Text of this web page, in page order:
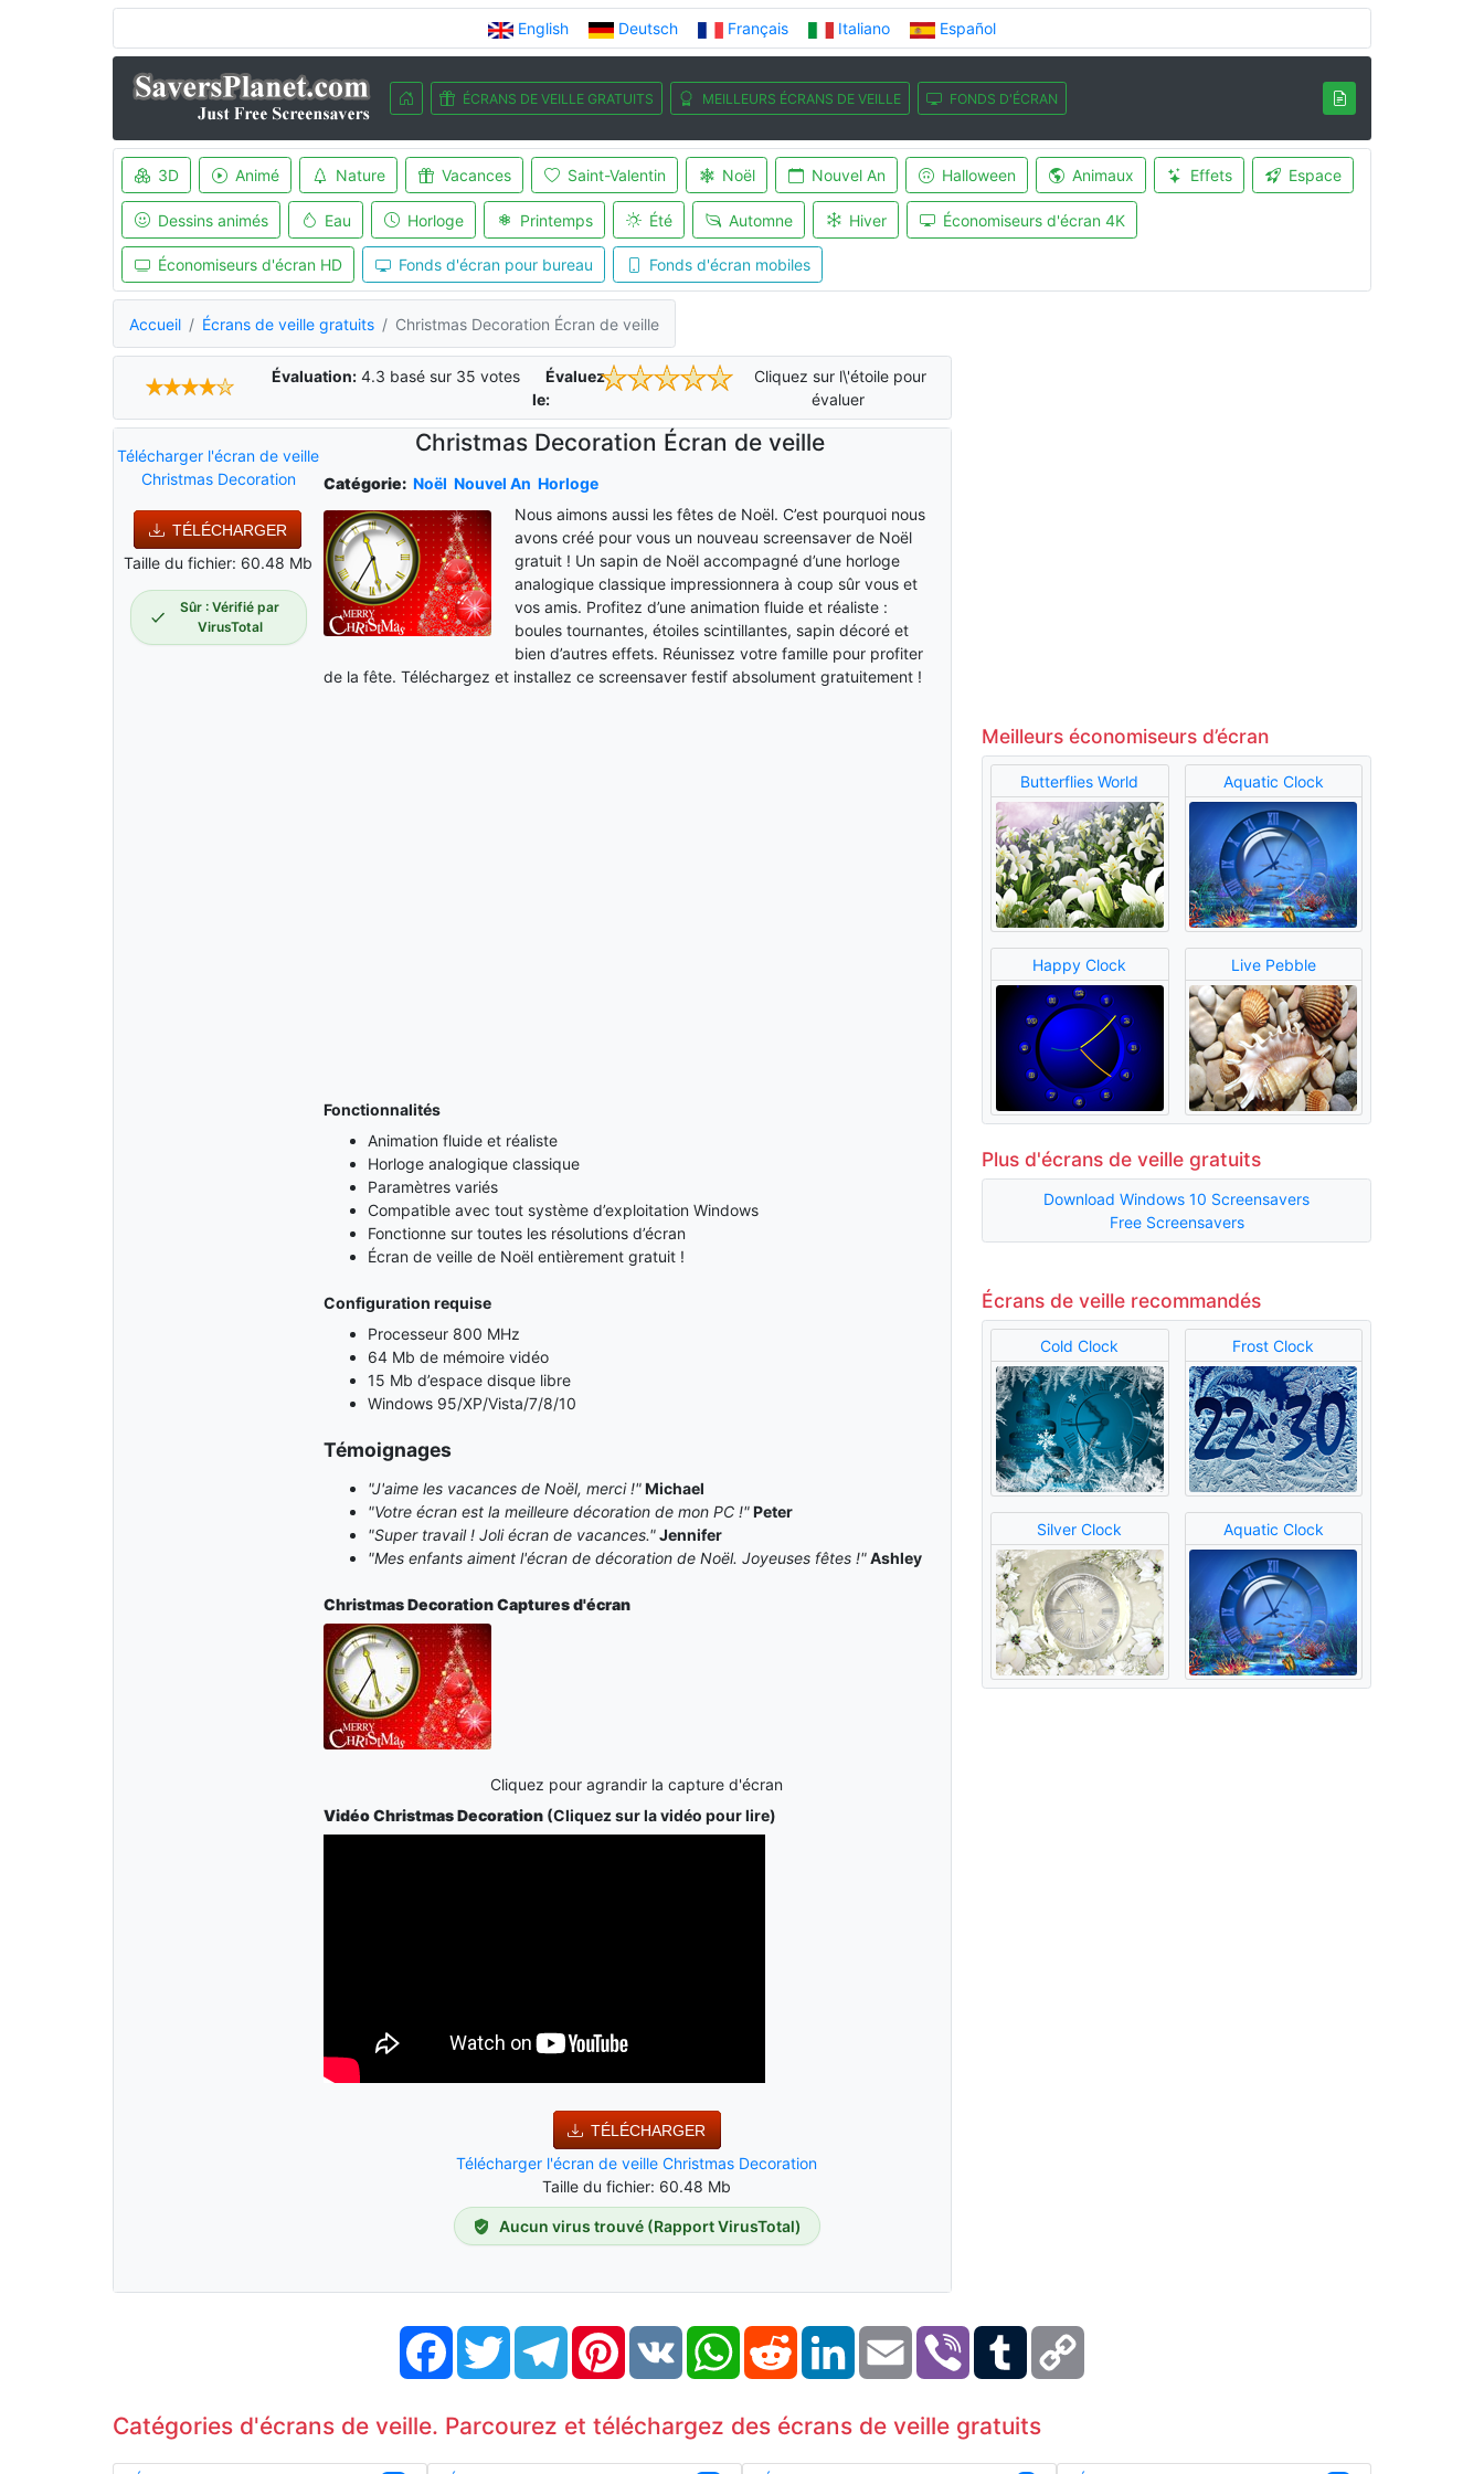
English Deutsch Français Italiano Español
ÉCRANS DE VEILLE GRATUITS MEILLEURS ÉCRANS DE VEILLE FONDS D'ÉCRAN
3D Animé Nature Vacances Saint-Valentin Noël Nouvel An Halloween Animaux Effets Espace
Dessins animés Eau Horloge Printemps Été Automne Hiver Économiseurs d'écran 4K
Économiseurs d'écran HD Fonds d'écran pour bureau Fonds d'écran mobiles
Accueil Écrans de veille gratuits Christmas Decoration Écran de veille
Évaluation: 4.3 basé sur 35 votes
Évaluez-
le:
Cliquez sur l\'étoile pour
évaluer
Télécharger l'écran de veille
Christmas Decoration
TÉLÉCHARGER
Taille du fichier: 60.48 Mb
Sûr : Vérifié par
VirusTotal
Christmas Decoration Écran de veille
Catégorie: Noël Nouvel An Horloge
Nous aimons aussi les fêtes de Noël. C’est pourquoi nous
avons créé pour vous un nouveau screensaver de Noël
gratuit ! Un sapin de Noël accompagné d’une horloge
analogique classique impressionnera à coup sûr vous et
vos amis. Profitez d’une animation fluide et réaliste :
boules tournantes, étoiles scintillantes, sapin décoré et
bien d’autres effets. Réunissez votre famille pour profiter
de la fête. Téléchargez et installez ce screensaver festif absolument gratuitement !
Fonctionnalités
Animation fluide et réaliste
Horloge analogique classique
Paramètres variés
Compatible avec tout système d’exploitation Windows
Fonctionne sur toutes les résolutions d’écran
Écran de veille de Noël entièrement gratuit !
Configuration requise
Processeur 800 MHz
64 Mb de mémoire vidéo
15 Mb d’espace disque libre
Windows 95/XP/Vista/7/8/10
Témoignages
"J'aime les vacances de Noël, merci !"Michael
"Votre écran est la meilleure décoration de mon PC !"Peter
"Super travail ! Joli écran de vacances."Jennifer
"Mes enfants aiment l'écran de décoration de Noël. Joyeuses fêtes !"Ashley
Christmas DecorationCaptures d'écran
Cliquez pour agrandir la capture d'écran
Vidéo Christmas Decoration(Cliquez sur la vidéo pour lire)
TÉLÉCHARGER
Télécharger l'écran de veille Christmas Decoration
Taille du fichier: 60.48 Mb
Aucun virus trouvé (Rapport VirusTotal)
Meilleurs économiseurs d’écran
Butterflies World Aquatic Clock
Happy Clock Live Pebble
Plus d'écrans de veille gratuits
Download Windows 10 Screensavers
Free Screensavers
Écrans de veille recommandés
Cold Clock Frost Clock
Silver Clock Aquatic Clock
FacebookTwitter TelegramPinterestVK WhatsAppReddit LinkedIn Email Viber Tumblr
Catégories d'écrans de veille. Parcourez et téléchargez des écrans de veille gratuits